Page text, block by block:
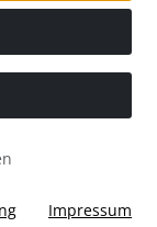
Vertrieb ©
Impressum